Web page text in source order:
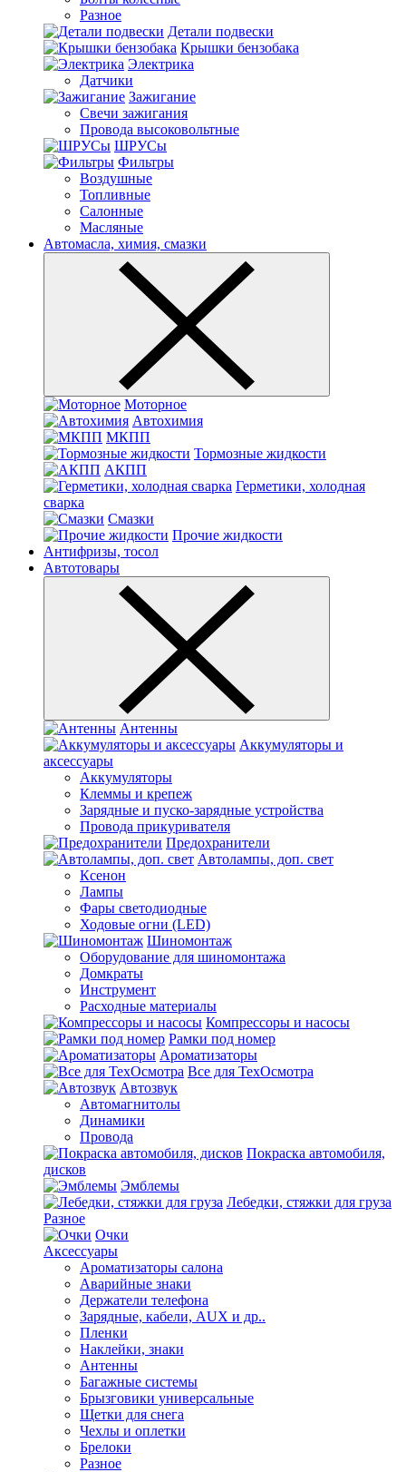
Разное
Детали подвески
Крышки бензобака
Электрика
Датчики
Зажигание
Свечи зажигания
Провода высоковольтные
ШРУСы
Фильтры
Воздушные
Топливные
Салонные
Масляные
Автомасла, химия, смазки
Моторное
Автохимия
МКПП
Тормозные жидкости
АКПП
Герметики, холодная
сварка
Смазки
Прочие жидкости
Антифризы, тосол
Автотовары
Антенны
Аккумуляторы и
аксессуары
Аккумуляторы
Клеммы и крепеж
Зарядные и пуско-зарядные устройства
Провода прикуривателя
Предохранители
Автолампы, доп. свет
Ксенон
Лампы
Фары светодиодные
Ходовые огни (LED)
Шиномонтаж
Оборудование для шиномонтажа
Домкраты
Инструмент
Расходные материалы
Компрессоры и насосы
Рамки под номер
Ароматизаторы
Все для ТехОсмотра
Автозвук
Автомагнитолы
Динамики
Провода
Покраска автомобиля,
дисков
Эмблемы
Лебедки, стяжки для груза
Разное
Очки
Аксессуары
Ароматизаторы салона
Аварийные знаки
Держатели телефона
Зарядные, кабели, AUX и др..
Пленки
Наклейки, знаки
Антенны
Багажные системы
Брызговики универсальные
Щетки для снега
Чехлы и оплетки
Брелоки
Разное